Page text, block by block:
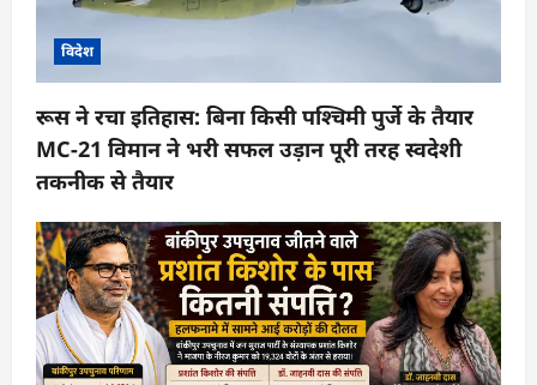
विदेश
रूस ने रचा इतिहास: बिना किसी पश्चिमी पुर्जे के तैयार
MC-21 विमान ने भरी सफल उड़ान पूरी तरह स्वदेशी
तकनीक से तैयार